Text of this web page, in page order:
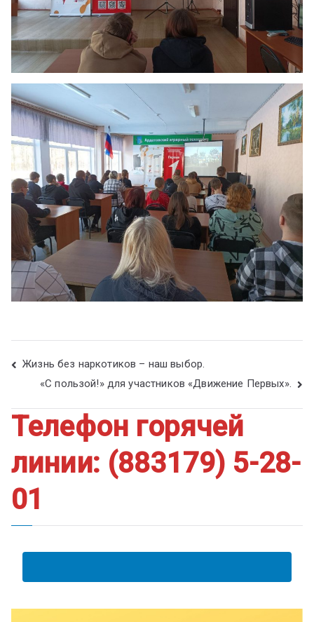
Жизнь без наркотиков – наш выбор.
«С пользой!» для участников «Движение Первых».
Телефон горячей
линии: (883179) 5-28-
01